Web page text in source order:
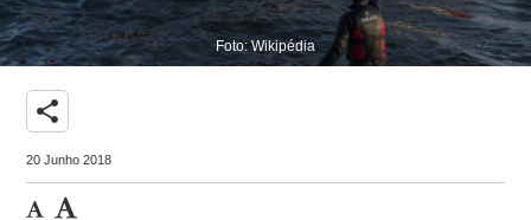
Foto: Wikipédia
share
20 Junho 2018